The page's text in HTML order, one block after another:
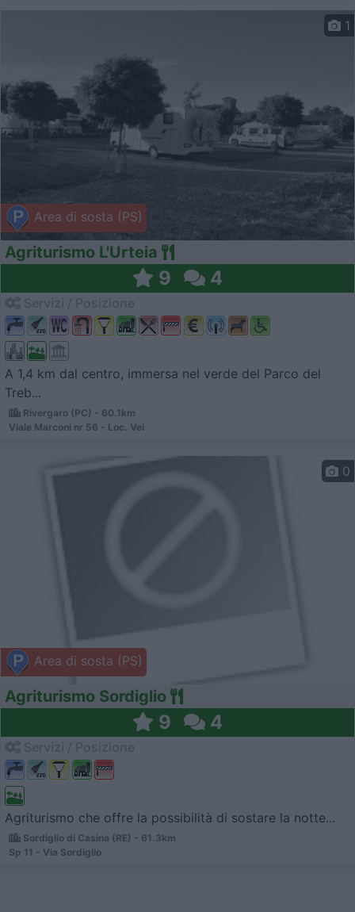
Area di sosta (PS)
1
Agriturismo L'Urteia
9 4
A 1,4 km dal centro, immersa nel verde del Parco del
Treb...
Rivergaro (PC) - 60.1km
Viale Marconi nr 56 - Loc. Vei
Area di sosta (PS)
0
Agriturismo Sordiglio
9 4
Agriturismo che offre la possibilità di sostare la notte...
Sordiglio di Casina (RE) - 61.3km
Sp 11 - Via Sordiglio